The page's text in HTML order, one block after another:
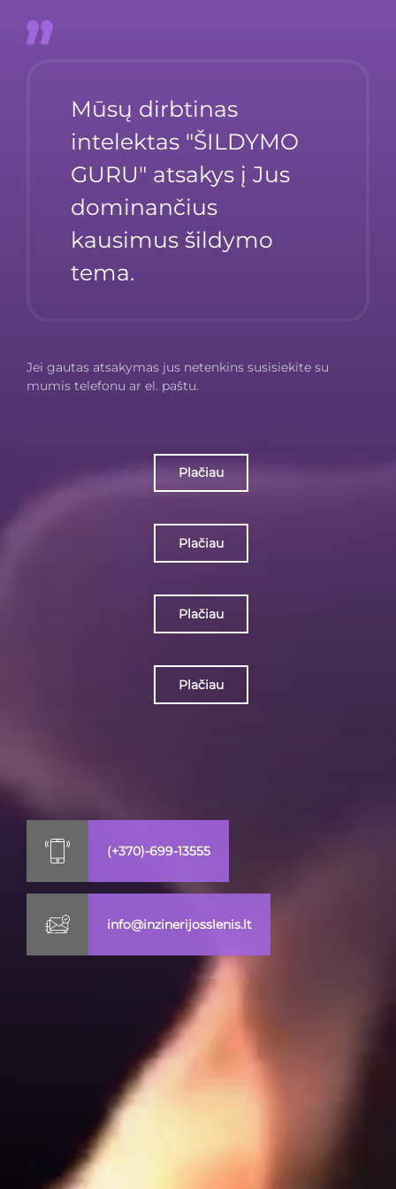
Mūsų dirbtinas
intelektas "ŠILDYMO
GURU" atsakys į Jus
dominančius
kausimus šildymo
tema.
Jei gautas atsakymas jus netenkins susisiekite su
mumis telefonu ar el. paštu.
Plačiau
Plačiau
Plačiau
Plačiau
(+370)-699-13555
info@inzinerijosslenis.lt
žiniasklaida